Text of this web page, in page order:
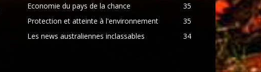
Economie du pays de la chance
35
Protection et atteinte à l'environnement
35
Les news australiennes inclassables
34